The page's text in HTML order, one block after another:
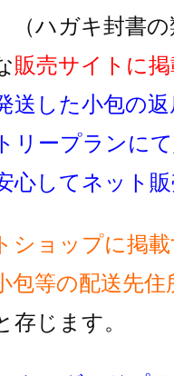
（ハガキ封書
販売サイトに
送した小包の
リープランに
心してネット
ショップに掲
包等の配送先
存じます。